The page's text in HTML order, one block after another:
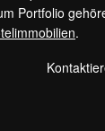
Portfolio
.